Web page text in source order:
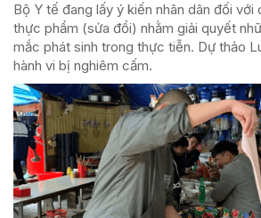
Bộ Y tế đang lấy ý kiến nhân dân đối với
thực phẩm (sửa đổi) nhằm giải quyết
mắc phát sinh trong thực tiễn. Dự thảo
hành vi bị nghiêm cấm.